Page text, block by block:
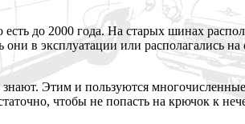
до 2000 года. На старых шинах
в эксплуатации или располагались на
знают. Этим и пользуются
чтобы не попасть на крючок к